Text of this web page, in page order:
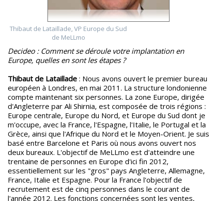
Thibaut de Lataillade, VP Europe du Sud
de MeLLmo
Decideo : Comment se déroule votre implantation en
Europe, quelles en sont les étapes ?
Thibaut de Lataillade : Nous avons ouvert le premier bureau
européen à Londres, en mai 2011. La structure londonienne
compte maintenant six personnes. La zone Europe, dirigée
d'Angleterre par Ali Shirnia, est composée de trois régions :
Europe centrale, Europe du Nord, et Europe du Sud dont je
m'occupe, avec la France, l'Espagne, l'Italie, le Portugal et la
Grèce, ainsi que l'Afrique du Nord et le Moyen-Orient. Je suis
basé entre Barcelone et Paris où nous avons ouvert nos
deux bureaux. L'objectif de MeLLmo est d'atteindre une
trentaine de personnes en Europe d'ici fin 2012,
essentiellement sur les "gros" pays Angleterre, Allemagne,
France, Italie et Espagne. Pour la France l'objectif de
recrutement est de cinq personnes dans le courant de
l'année 2012. Les fonctions concernées sont les ventes,